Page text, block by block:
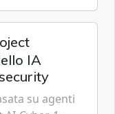
IA
su agenti